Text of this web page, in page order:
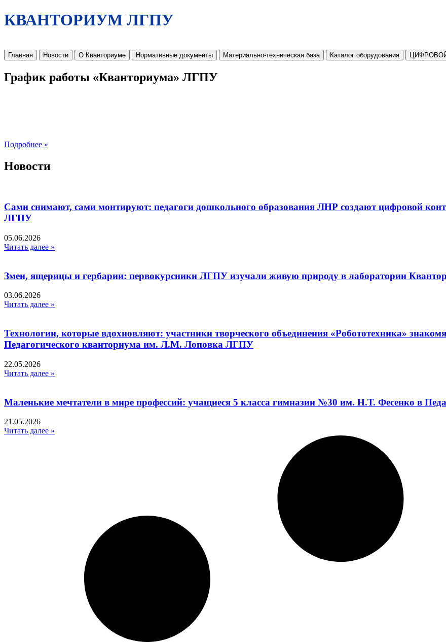
КВАНТОРИУМ ЛГПУ
Главная Новости О Кванториуме Нормативные документы Материально-техническая база Каталог оборудования
График работы «Кванториума» ЛГПУ
Подробнее »
Новости
Сами снимают, сами монтируют: педагоги дошкольного образования ЛНР создают цифровой
ЛГПУ​
05.06.2026
Читать далее »
Змеи, ящерицы и гербарии: первокурсники ЛГПУ изучали живую природу в лаборатории
03.06.2026
Читать далее »
Технологии, которые вдохновляют: участники творческого объединения «Робототехника»
Педагогического кванториума им. Л.М. Лоповка ЛГПУ
22.05.2026
Читать далее »
Маленькие мечтатели в мире профессий: учащиеся 5 класса гимназии №30 им. Н.Т. Фесенко в
21.05.2026
Читать далее »